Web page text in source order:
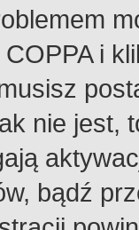
i
nie jest,
bądź